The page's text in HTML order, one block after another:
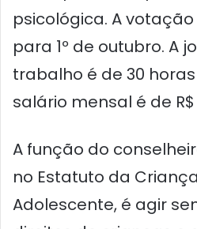
psicológica. A
para 1º de outubro. A
trabalho é de 30
salário mensal é de R$
A função do
no Estatuto da
Adolescente, é agir